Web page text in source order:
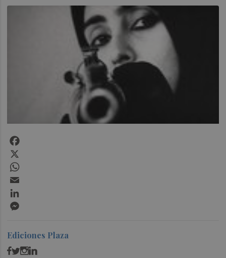
Ediciones Plaza